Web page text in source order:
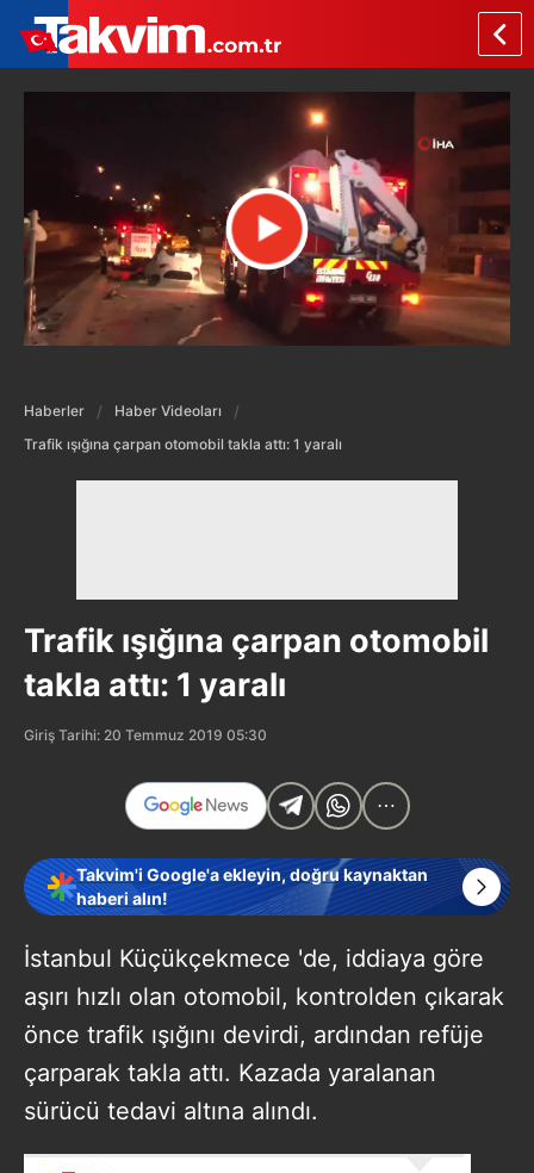
Haberler
Haber Videoları
Trafik ışığına çarpan otomobil takla attı: 1 yaralı
Trafik ışığına çarpan otomobil
takla attı: 1 yaralı
Giriş Tarihi: 20 Temmuz 2019 05:30
Takvim'i Google'a ekleyin, doğru kaynaktan
haberi alın!
İstanbul Küçükçekmece 'de, iddiaya göre
aşırı hızlı olan otomobil, kontrolden çıkarak
önce trafik ışığını devirdi, ardından refüje
çarparak takla attı. Kazada yaralanan
sürücü tedavi altına alındı.